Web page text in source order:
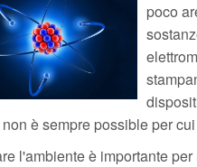
poco
è sempre possible per
l'ambiente è importante